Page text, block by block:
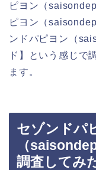
ピヨン（
ピヨン（
ンドパピヨン（
ド】という感じで
ます。
セゾンドパ
（
調査してみ